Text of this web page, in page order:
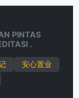
PINTAS
.
安心置业